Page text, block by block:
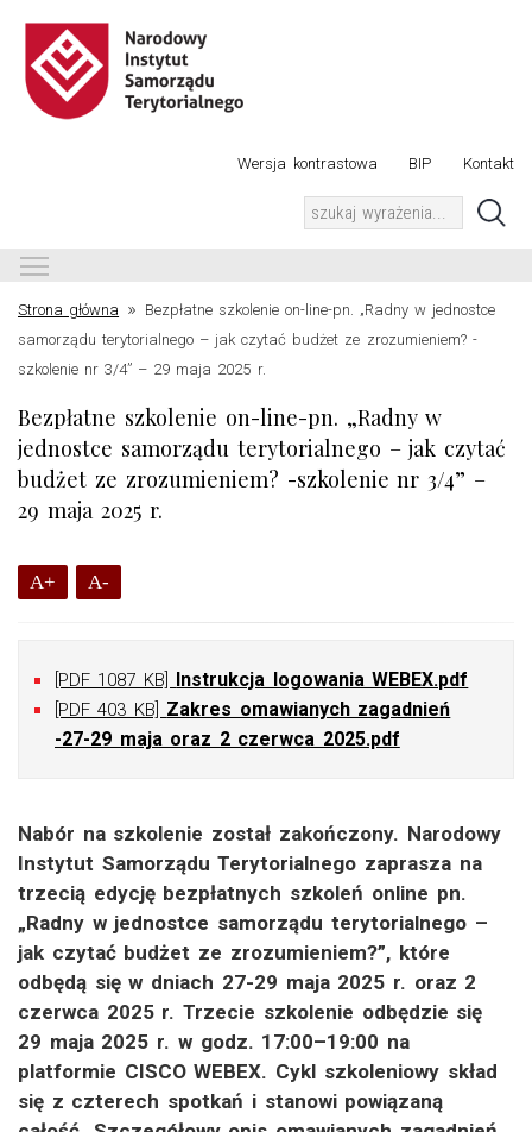
Wersja kontrastowa BIP Kontakt
Strona główna » Bezpłatne szkolenie on-line-pn. „Radny w jednostce
samorządu terytorialnego – jak czytać budżet ze zrozumieniem? -
szkolenie nr 3/4” – 29 maja 2025 r.
Bezpłatne szkolenie on-line-pn. „Radny w
jednostce samorządu terytorialnego – jak czytać
budżet ze zrozumieniem? -szkolenie nr 3/4” –
29 maja 2025 r.
A+ A-
[PDF 1087 KB] Instrukcja logowania WEBEX.pdf
[PDF 403 KB] Zakres omawianych zagadnień
-27-29 maja oraz 2 czerwca 2025.pdf
Nabór na szkolenie został zakończony. Narodowy
Instytut Samorządu Terytorialnego zaprasza na
trzecią edycję bezpłatnych szkoleń online pn.
„Radny w jednostce samorządu terytorialnego –
jak czytać budżet ze zrozumieniem?”, które
odbędą się w dniach 27-29 maja 2025 r. oraz 2
czerwca 2025 r. Trzecie szkolenie odbędzie się
29 maja 2025 r. w godz. 17:00–19:00 na
platformie CISCO WEBEX. Cykl szkoleniowy skład
się z czterech spotkań i stanowi powiązaną